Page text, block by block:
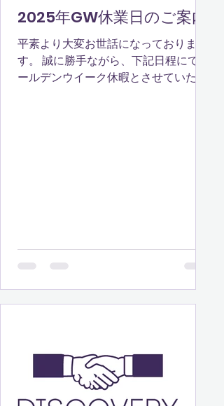
2025年GW休業日のご案内
平素より大変お世話になっておりま
す。 誠に勝手ながら、下記日程にてゴ
ールデンウイーク休暇とさせていただ